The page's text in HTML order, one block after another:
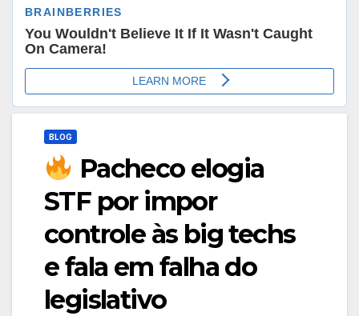
BLOG
Pacheco elogia
STF por impor
controle às big techs
e fala em falha do
legislativo